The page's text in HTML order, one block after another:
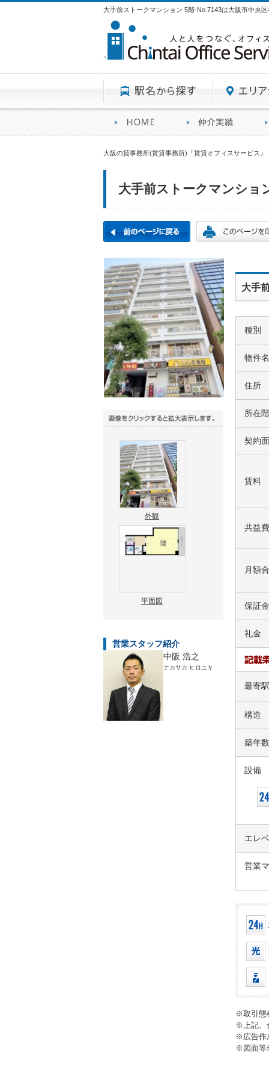
大手前ストークマンション 5階-No.7143は大阪市中央
大阪の貸事務所(賃貸事務所)『賃貸オフィスサービス』
大手前ストークマンショ
外観
平面図
営業スタッフ紹介
中阪 浩之
ナカサカ ヒロユキ
大手
種別
物件名
住所
所在階
契約
賃料
共益費
月額
保証金
礼金
最寄駅
構造
築年数
設備
エレ
営業
※取引態
※上記、
※広告作
※図面等